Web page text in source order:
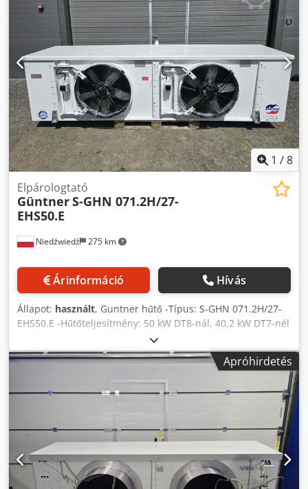
szivárgásmentes nitrogén nyomás alatt, ventilátorok
működőképesek, azonnal használható
1 /8
Niedźwiedź 275 km
Elpárologtató
GüntnerS-GHN 071.2H/27-
EHS50.E
Árinformáció Hívás
Állapot: használt, Guntner hűtő -Típus: S-GHN 071.2H/27-
EHS50.E -Hűtőteljesítmény: 50 kW DT8-nál, 40,2 kW DT7-nél
-Lamellatávolság: 7 mm -Ventilátorok száma: 2 x 710 mm
Chodpezaz U Iefx Am Asa -Készülék méretei: 3500 x 1060 x
970 mm -Elektromos fűtések -Hűtőközeg: freon -Térfogat:
71,5 L -Súly: 387 kg -Raktárkészlet: 4 db -Raktári szám: CH
605 -Állapot: használt, nagyon jó állapotban, a hűtő 100%-
működőképesek, azonnal használatra kész
Apróhirdetés